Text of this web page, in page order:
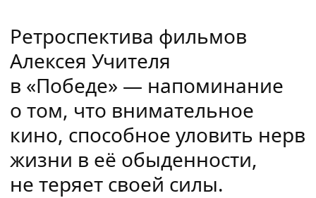
Ретроспектива фильмов
Алексея Учителя
в «Победе» — напоминание
о том, что внимательное
кино, способное уловить нерв
жизни в её обыденности,
не теряет своей силы.